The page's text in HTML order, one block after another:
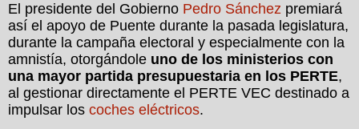
El presidente del Gobierno Pedro Sánchez premiará
así el apoyo de Puente durante la pasada legislatura,
durante la campaña electoral y especialmente con la
amnistía, otorgándole uno de los ministerios con
una mayor partida presupuestaria en los PERTE,
al gestionar directamente el PERTE VEC destinado a
impulsar los coches eléctricos.